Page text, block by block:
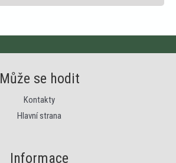
Může se hodit
Kontakty
Hlavní strana
Informace